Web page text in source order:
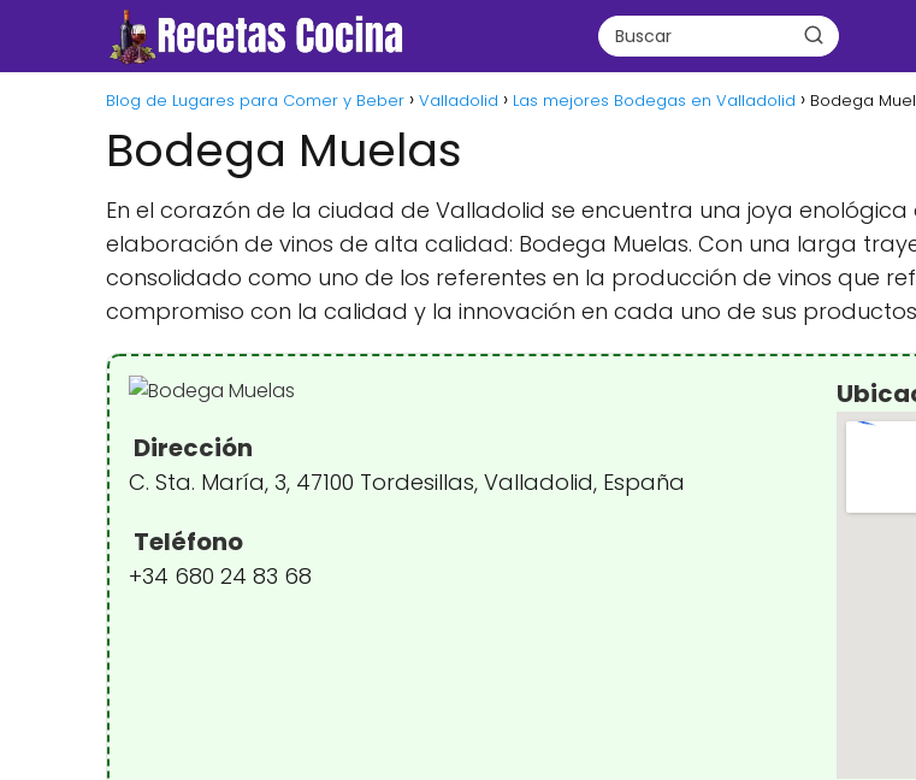
Blog de Lugares para Comer y Beber Valladolid Las mejores Bodegas en Valladolid Bodega
Bodega Muelas
En el corazón de la ciudad de Valladolid se encuentra una joya
elaboración de vinos de alta calidad: Bodega Muelas. Con una larga
consolidado como uno de los referentes en la producción de vinos que
compromiso con la calidad y la innovación en cada uno de sus
Dirección
C. Sta. María, 3, 47100 Tordesillas, Valladolid, España
Teléfono
+34 680 24 83 68